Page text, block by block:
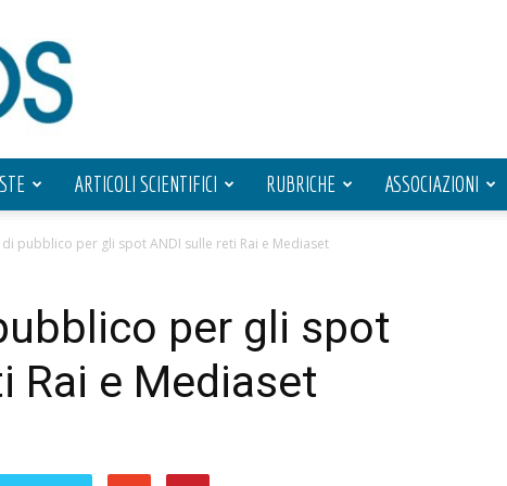
ARTICOLI SCIENTIFICI RUBRICHE ASSOCIAZIONI
di pubblico per gli spot ANDI sulle reti Rai e Mediaset
per gli spot
Rai e Mediaset